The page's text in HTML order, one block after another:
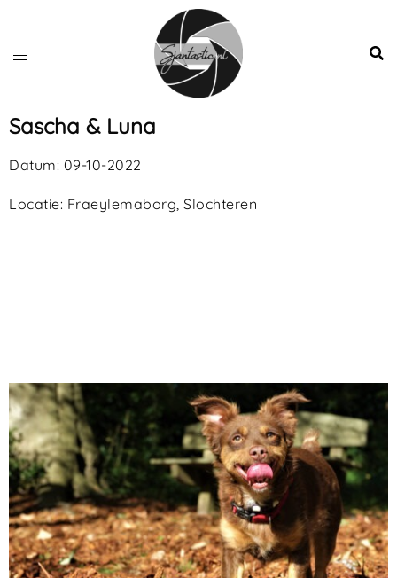
Sascha & Luna
Datum: 09-10-2022
Locatie: Fraeylemaborg, Slochteren